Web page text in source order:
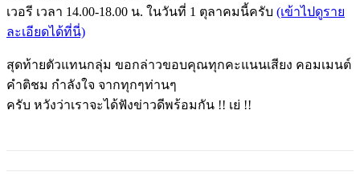
เวอรี เวลา 14.00-18.00 น. ในวันที่ 1 ตุลาคมนี้ครับ (เข้าไปดูราย
ละเอียดได้ที่นี่)
สุดท้ายตัวแทนกลุ่ม ขอกล่าวขอบคุณทุกคะแนนเสียง คอมเมนต์
คำติชม กำลังใจ จากทุกๆท่านๆ
ครับ หวังว่าเราจะได้ฟังข่าวดีพร้อมกัน !! เย่ !!